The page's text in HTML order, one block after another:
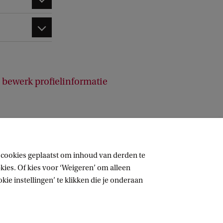
bewerk profielinformatie
geplaatst om inhoud van derden te
Of kies voor ‘Weigeren’ om alleen
instellingen’ te klikken die je onderaan